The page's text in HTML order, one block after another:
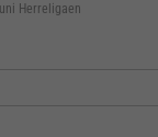
Herreligaen